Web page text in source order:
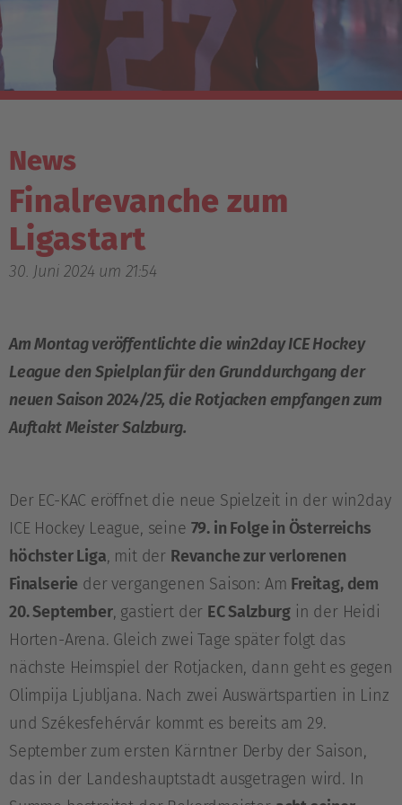
News
Finalrevanche zum
Ligastart
30. Juni 2024 um 21:54
Am Montag veröffentlichte die win2day ICE Hockey
League den Spielplan für den Grunddurchgang der
neuen Saison 2024/25, die Rotjacken empfangen zum
Auftakt Meister Salzburg.
Der EC-KAC eröffnet die neue Spielzeit in der win2day
ICE Hockey League, seine 79. in Folge in Österreichs
höchster Liga, mit der Revanche zur verlorenen
Finalserie der vergangenen Saison: Am Freitag, dem
20. September, gastiert der EC Salzburg in der Heidi
Horten-Arena. Gleich zwei Tage später folgt das
nächste Heimspiel der Rotjacken, dann geht es gegen
Olimpija Ljubljana. Nach zwei Auswärtspartien in Linz
und Székesfehérvár kommt es bereits am 29.
September zum ersten Kärntner Derby der Saison,
das in der Landeshauptstadt ausgetragen wird. In